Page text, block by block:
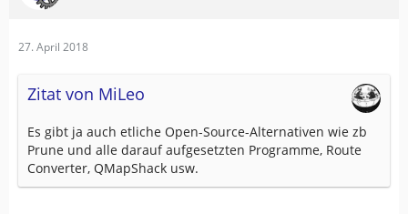
27. April 2018
Zitat von MiLeo
Es gibt ja auch etliche Open-Source-Alternativen wie zb
Prune und alle darauf aufgesetzten Programme, Route
Converter, QMapShack usw.